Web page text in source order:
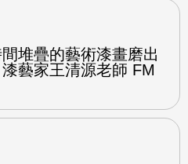
間堆疊的藝術漆畫磨出
藝家王清源老師 FM